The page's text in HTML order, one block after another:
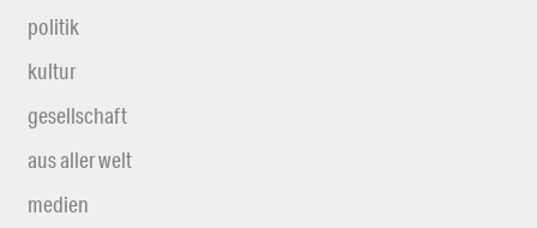
politik
kultur
gesellschaft
aus aller welt
medien